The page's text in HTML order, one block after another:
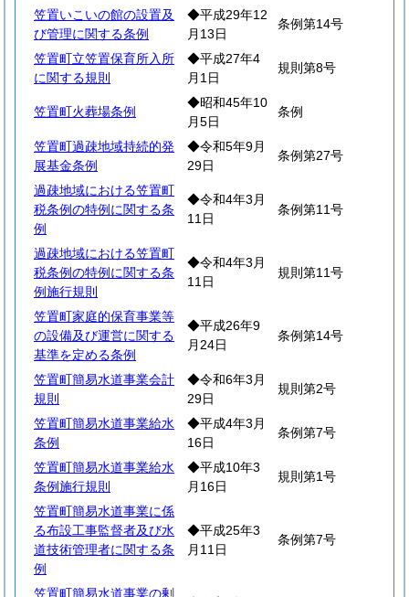
笠置いこいの館の設置及
び管理に関する条例
◆平成29年12
月13日
条例第14号
笠置町立笠置保育所入所
に関する規則
◆平成27年4
月1日
規則第8号
笠置町火葬場条例
◆昭和45年10
月5日
条例
笠置町過疎地域持続的発
展基金条例
◆令和5年9月
29日
条例第27号
過疎地域における笠置町
税条例の特例に関する条
例
◆令和4年3月
11日
条例第11号
過疎地域における笠置町
税条例の特例に関する条
例施行規則
◆令和4年3月
11日
規則第11号
笠置町家庭的保育事業等
の設備及び運営に関する
基準を定める条例
◆平成26年9
月24日
条例第14号
笠置町簡易水道事業会計
規則
◆令和6年3月
29日
規則第2号
笠置町簡易水道事業給水
条例
◆平成4年3月
16日
条例第7号
笠置町簡易水道事業給水
条例施行規則
◆平成10年3
月16日
規則第1号
笠置町簡易水道事業に係
る布設工事監督者及び水
道技術管理者に関する条
例
◆平成25年3
月11日
条例第7号
笠置町簡易水道事業の剰